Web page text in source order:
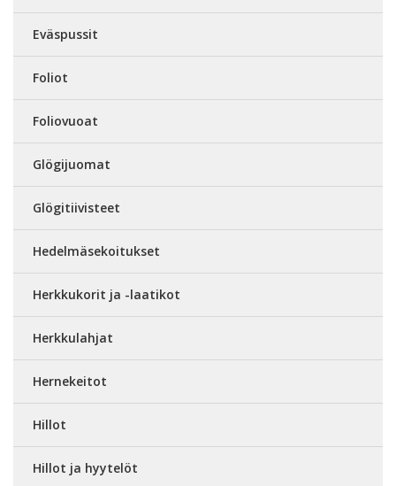
Eväspussit
Foliot
Foliovuoat
Glögijuomat
Glögitiivisteet
Hedelmäsekoitukset
Herkkukorit ja -laatikot
Herkkulahjat
Hernekeitot
Hillot
Hillot ja hyytelöt